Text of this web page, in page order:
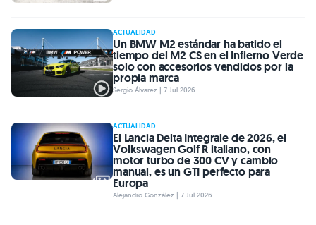
ACTUALIDAD
Un BMW M2 estándar ha batido el
tiempo del M2 CS en el Infierno Verde
solo con accesorios vendidos por la
propia marca
Sergio Álvarez | 7 Jul 2026
ACTUALIDAD
El Lancia Delta Integrale de 2026, el
Volkswagen Golf R italiano, con
motor turbo de 300 CV y cambio
manual, es un GTI perfecto para
Europa
Alejandro González | 7 Jul 2026